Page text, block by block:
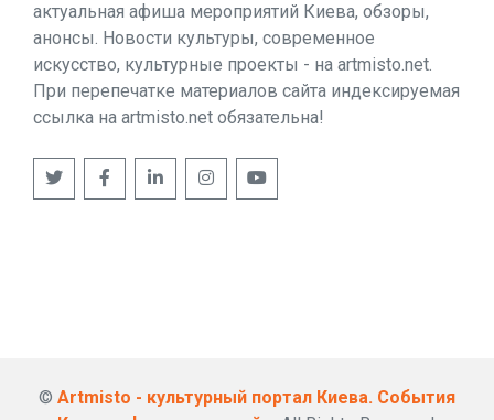
актуальная афиша мероприятий Киева, обзоры,
анонсы. Новости культуры, современное
искусство, культурные проекты - на artmisto.net.
При перепечатке материалов сайта индексируемая
ссылка на artmisto.net обязательна!
© Artmisto - культурный портал Киева. События